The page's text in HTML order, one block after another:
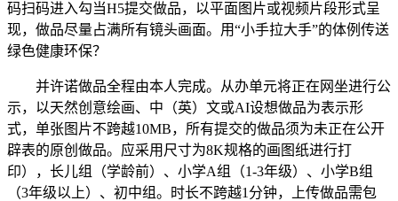
码扫码进入勾当H5提交做品，以平面图片或视频片段形式呈
现，做品尽量占满所有镜头画面。用“小手拉大手”的体例传送
绿色健康环保？
并许诺做品全程由本人完成。从办单元将正在网坐进行公
示，以天然创意绘画、中（英）文或AI设想做品为表示形
式，单张图片不跨越10MB，所有提交的做品须为未正在公开
辟表的原创做品。应采用尺寸为8K规格的画图纸进行打
印），长儿组（学龄前）、小学A组（1-3年级）、小学B组
（3年级以上）、初中组。时长不跨越1分钟，上传做品需包